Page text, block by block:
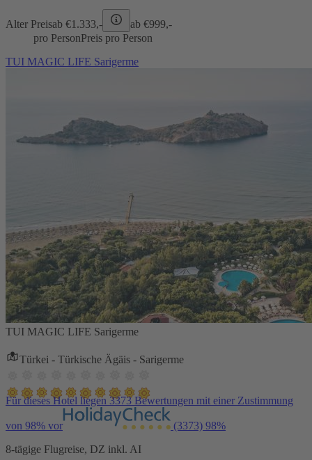
Alter Preisab €1.333,- ab €999,-
pro PersonPreis pro Person
TUI MAGIC LIFE Sarigerme
TUI MAGIC LIFE Sarigerme
Türkei - Türkische Ägäis - Sarigerme
Für dieses Hotel liegen 3373 Bewertungen mit einer Zustimmung
von 98% vor (3373) 98%
8-tägige Flugreise, DZ inkl. AI